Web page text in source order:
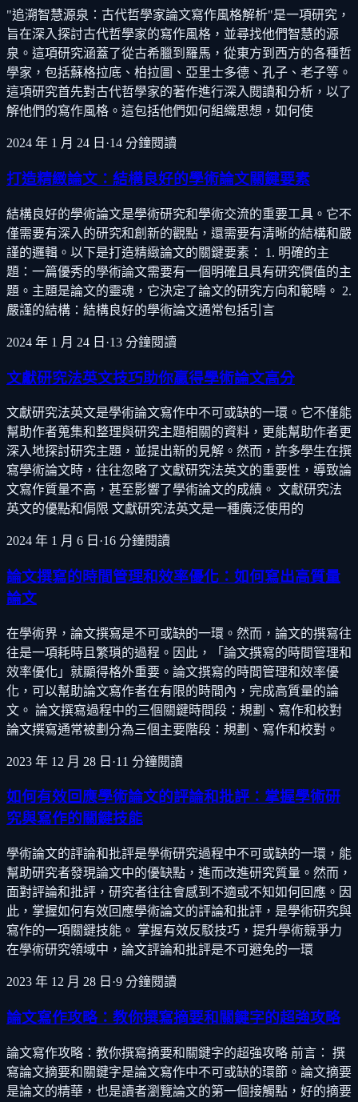
"追溯智慧源泉：古代哲學家論文寫作風格解析"是一項研究，
旨在深入探討古代哲學家的寫作風格，並尋找他們智慧的源
泉。這項研究涵蓋了從古希臘到羅馬，從東方到西方的各種哲
學家，包括蘇格拉底、柏拉圖、亞里士多德、孔子、老子等。
這項研究首先對古代哲學家的著作進行深入閱讀和分析，以了
解他們的寫作風格。這包括他們如何組織思想，如何使
2024 年 1 月 24 日 ·14 分鐘閱讀
打造精緻論文：結構良好的學術論文關鍵要素
結構良好的學術論文是學術研究和學術交流的重要工具。它不
僅需要有深入的研究和創新的觀點，還需要有清晰的結構和嚴
謹的邏輯。以下是打造精緻論文的關鍵要素： 1. 明確的主
題：一篇優秀的學術論文需要有一個明確且具有研究價值的主
題。主題是論文的靈魂，它決定了論文的研究方向和範疇。 2.
嚴謹的結構：結構良好的學術論文通常包括引言
2024 年 1 月 24 日 ·13 分鐘閱讀
文獻研究法英文技巧助你贏得學術論文高分
文獻研究法英文是學術論文寫作中不可或缺的一環。它不僅能
幫助作者蒐集和整理與研究主題相關的資料，更能幫助作者更
深入地探討研究主題，並提出新的見解。然而，許多學生在撰
寫學術論文時，往往忽略了文獻研究法英文的重要性，導致論
文寫作質量不高，甚至影響了學術論文的成績。 文獻研究法
英文的優點和侷限 文獻研究法英文是一種廣泛使用的
2024 年 1 月 6 日 ·16 分鐘閱讀
論文撰寫的時間管理和效率優化：如何寫出高質量
論文
在學術界，論文撰寫是不可或缺的一環。然而，論文的撰寫往
往是一項耗時且繁瑣的過程。因此，「論文撰寫的時間管理和
效率優化」就顯得格外重要。論文撰寫的時間管理和效率優
化，可以幫助論文寫作者在有限的時間內，完成高質量的論
文。 論文撰寫過程中的三個關鍵時間段：規劃、寫作和校對
論文撰寫通常被劃分為三個主要階段：規劃、寫作和校對。
2023 年 12 月 28 日 ·11 分鐘閱讀
如何有效回應學術論文的評論和批評：掌握學術研
究與寫作的關鍵技能
學術論文的評論和批評是學術研究過程中不可或缺的一環，能
幫助研究者發現論文中的優缺點，進而改進研究質量。然而，
面對評論和批評，研究者往往會感到不適或不知如何回應。因
此，掌握如何有效回應學術論文的評論和批評，是學術研究與
寫作的一項關鍵技能。 掌握有效反駁技巧，提升學術競爭力
在學術研究領域中，論文評論和批評是不可避免的一環
2023 年 12 月 28 日 ·9 分鐘閱讀
論文寫作攻略：教你撰寫摘要和關鍵字的超強攻略
論文寫作攻略：教你撰寫摘要和關鍵字的超強攻略 前言： 撰
寫論文摘要和關鍵字是論文寫作中不可或缺的環節。論文摘要
是論文的精華，也是讀者瀏覽論文的第一個接觸點，好的摘要